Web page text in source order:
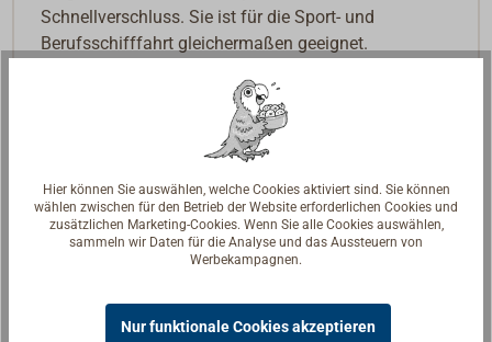
Schnellverschluss. Sie ist für die Sport- und
Berufsschifffahrt gleichermaßen geeignet.
Wir liefern Ihnen eine frische Weste. Diese kommt
aus der neusten Produktion von KADEMATIC und der
Jahren fällig.
Die leichte Arbeitssicherheitsweste kommt bei allen
Arbeiten an und auf Gewässern in normaler
Berufsgenossenschaft im Bereich BGR 201 (DGUV-
Hier können Sie auswählen, welche Cookies aktiviert sind. Sie können
wählen zwischen für den Betrieb der Website erforderlichen Cookies und
zusätzlichen Marketing-Cookies. Wenn Sie alle Cookies auswählen,
sammeln wir Daten für die Analyse und das Aussteuern von
Werbekampagnen.
Nur funktionale Cookies akzeptieren